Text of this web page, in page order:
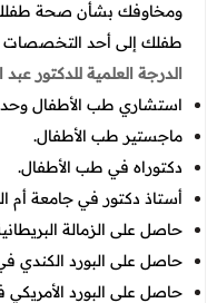
ومخاوفك بشأن صحة
طفلك إلى أحد التخصصات
الدرجة العلمية للدكتور عبد
استشاري طب الأطفال
ماجستير طب الأطفال.
دكتوراه في طب الأطفال.
أستاذ دكتور في جامعة أم
حاصل على الزمالة
حاصل على البورد الكندي
حاصل على البورد